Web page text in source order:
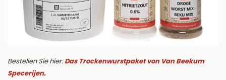
Bestellen Sie hier:Das Trockenwurstpaket von Van Beekum
Specerijen.